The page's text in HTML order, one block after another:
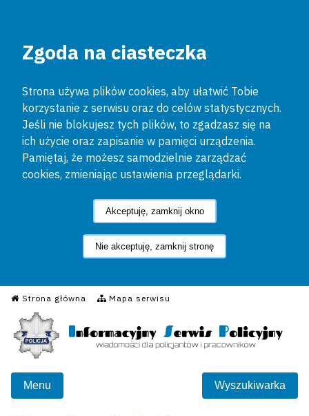
Zgoda na ciasteczka
Strona używa plików cookies, aby ułatwić Tobie
korzystanie z serwisu oraz do celów statystycznych.
Jeśli nie blokujesz tych plików, to zgadzasz się na
ich użycie oraz zapisanie w pamięci urządzenia.
Pamiętaj, że możesz samodzielnie zarządzać
cookies, zmieniając ustawienia przeglądarki.
Akceptuję, zamknij okno
Nie akceptuję, zamknij stronę
Strona główna Mapa serwisu
Informacyjny Serwis
Menu Wyszukiwarka